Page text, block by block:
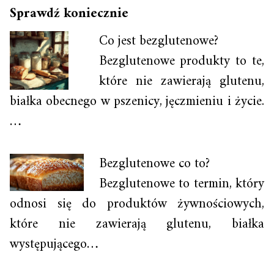
Sprawdź koniecznie
Co jest bezglutenowe?
Bezglutenowe produkty to te,
które nie zawierają glutenu,
białka obecnego w pszenicy, jęczmieniu i życie.
…
Bezglutenowe co to?
Bezglutenowe to termin, który
odnosi się do produktów żywnościowych,
które nie zawierają glutenu, białka
występującego…